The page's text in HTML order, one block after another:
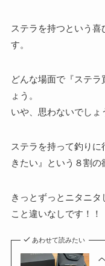
ステラを持つという
す。
どんな場面で『ステ
ょう。
いや、思わないでしょ
ステラを持って釣り
きたい』という８割の
きっとずっとニタニ
こと違いなしです！！
あわせて読みたい